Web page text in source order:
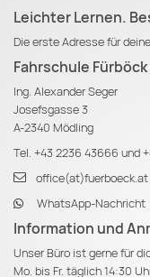
Leichter Lernen.
Die erste Adresse für
Fahrschule Fürböck
Ing. Alexander Seger
Josefsgasse 3
A-2340 Mödling
Tel. +43 2236 43666 und
office(at)fuerboeck.at
WhatsApp-Nachricht
Information und
Unser Büro ist gerne für
Mo. bis Fr. täglich 14:30